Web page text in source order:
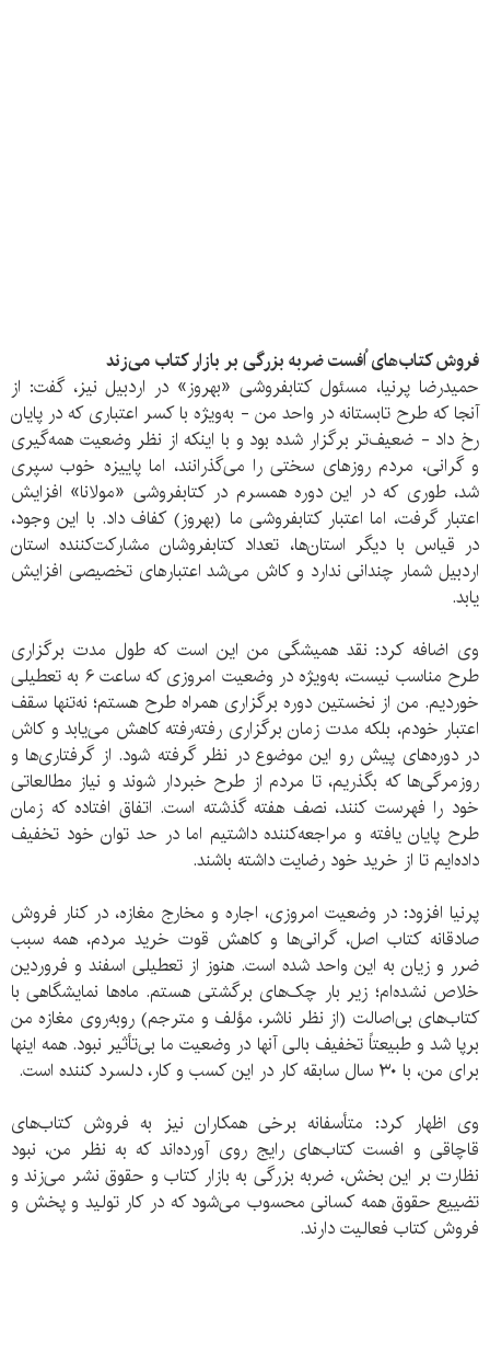
فروش کتاب‌های اُفست ضربه بزرگی بر بازار کتاب می‌زند
حمیدرضا پرنیا، مسئول کتابفروشی «بهروز» در اردبیل نیز، گفت: از
آنجا که طرح تابستانه در واحد من - به‌ویژه با کسر اعتباری که در پایان
رخ داد - ضعیف‌تر برگزار شده بود و با اینکه از نظر وضعیت همه‌گیری
و گرانی، مردم روزهای سختی را می‌گذرانند، اما پاییزه خوب سپری
شد، طوری که در این دوره همسرم در کتابفروشی «مولانا» افزایش
اعتبار گرفت، اما اعتبار کتابفروشی ما (بهروز) کفاف داد. با این وجود،
در قیاس با دیگر استان‌ها، تعداد کتابفروشان مشارکت‌کننده استان
اردبیل شمار چندانی ندارد و کاش می‌شد اعتبارهای تخصیصی افزایش
یابد.
وی اضافه کرد: نقد همیشگی من این است که طول مدت برگزاری
طرح مناسب نیست، به‌ویژه در وضعیت امروزی که ساعت ۶ به تعطیلی
خوردیم. من از نخستین دوره برگزاری همراه طرح هستم؛ نه‌تنها سقف
اعتبار خودم، بلکه مدت زمان برگزاری رفته‌رفته کاهش می‌یابد و کاش
در دوره‌های پیش رو این موضوع در نظر گرفته شود. از گرفتاری‌ها و
روزمرگی‌ها که بگذریم، تا مردم از طرح خبردار شوند و نیاز مطالعاتی
خود را فهرست کنند، نصف هفته گذشته است. اتفاق افتاده که زمان
طرح پایان یافته و مراجعه‌کننده داشتیم اما در حد توان خود تخفیف
داده‌ایم تا از خرید خود رضایت داشته باشند.
پرنیا افزود: در وضعیت امروزی، اجاره و مخارج مغازه، در کنار فروش
صادقانه کتاب اصل، گرانی‌ها و کاهش قوت خرید مردم، همه سبب
ضرر و زیان به این واحد شده است. هنوز از تعطیلی اسفند و فروردین
خلاص نشده‌ام؛ زیر بار چک‌های برگشتی هستم. ماه‌ها نمایشگاهی با
کتاب‌های بی‌اصالت (از نظر ناشر، مؤلف و مترجم) روبه‌روی مغازه من
برپا شد و طبیعتاً تخفیف بالی آنها در وضعیت ما بی‌تأثیر نبود. همه اینها
برای من، با ۳۰ سال سابقه کار در این کسب و کار، دلسرد کننده است.
وی اظهار کرد: متأسفانه برخی همکاران نیز به فروش کتاب‌های
قاچاقی و افست کتاب‌های رایج روی آورده‌اند که به نظر من، نبود
نظارت بر این بخش، ضربه بزرگی به بازار کتاب و حقوق نشر می‌زند و
تضییع حقوق همه کسانی محسوب می‌شود که در کار تولید و پخش و
فروش کتاب فعالیت دارند.